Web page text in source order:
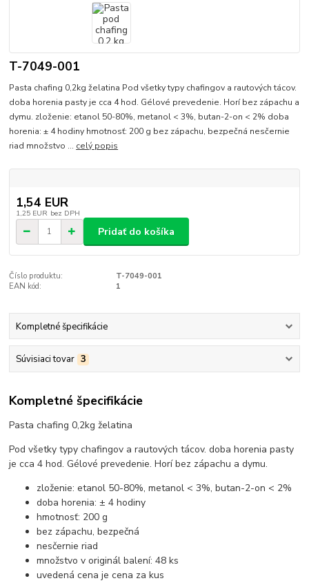
T-7049-001
Pasta chafing 0,2kg želatina Pod všetky typy chafingov a rautových tácov.
doba horenia pasty je cca 4 hod. Gélové prevedenie. Horí bez zápachu a
dymu. zloženie: etanol 50-80%, metanol < 3%, butan-2-on < 2% doba
horenia: ± 4 hodiny hmotnosť: 200 g bez zápachu, bezpečná nesčernie
riad množstvo ... celý popis
1,54 EUR
1,25 EUR bez DPH
Pridať do košíka
Číslo produktu:
T-7049-001
EAN kód:
1
Kompletné špecifikácie
Súvisiaci tovar 3
Kompletné špecifikácie
Pasta chafing 0,2kg želatina
Pod všetky typy chafingov a rautových tácov. doba horenia pasty
je cca 4 hod. Gélové prevedenie. Horí bez zápachu a dymu.
zloženie: etanol 50-80%, metanol < 3%, butan-2-on < 2%
doba horenia: ± 4 hodiny
hmotnosť: 200 g
bez zápachu, bezpečná
nesčernie riad
množstvo v originál balení: 48 ks
uvedená cena je cena za kus